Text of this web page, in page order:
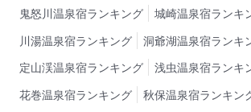
鬼怒川温泉宿ランキング
城崎温泉宿ランキ
川湯温泉宿ランキング
洞爺湖温泉宿ランキ
定山渓温泉宿ランキング
浅虫温泉宿ランキ
花巻温泉宿ランキング
秋保温泉宿ランキン